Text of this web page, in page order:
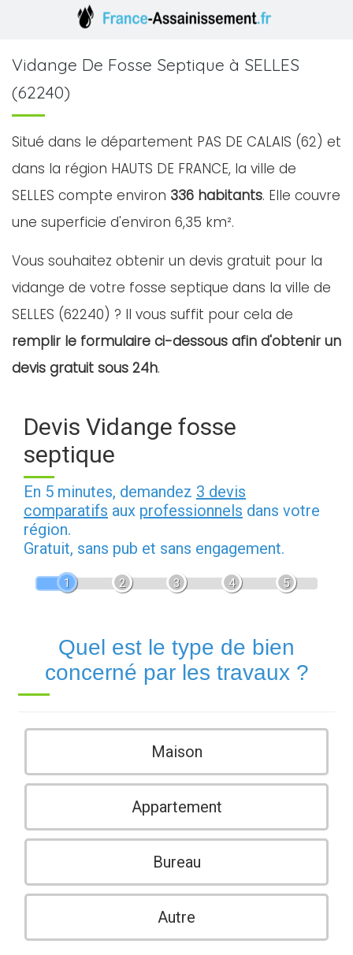
Vidange De Fosse Septique à SELLES
(62240)
Situé dans le département PAS DE CALAIS (62) et
dans la région HAUTS DE FRANCE, la ville de
SELLES compte environ 336 habitants. Elle couvre
une superficie d'environ 6,35 km².
Vous souhaitez obtenir un devis gratuit pour la
vidange de votre fosse septique dans la ville de
SELLES (62240) ? Il vous suffit pour cela de
remplir le formulaire ci-dessous afin d'obtenir un
devis gratuit sous 24h.
Devis Vidange fosse
septique
En 5 minutes, demandez 3 devis
comparatifs aux professionnels dans votre
région.
Gratuit, sans pub et sans engagement.
1 2 3 4 5
Quel est le type de bien
concerné par les travaux ?
Maison
Appartement
Bureau
Autre